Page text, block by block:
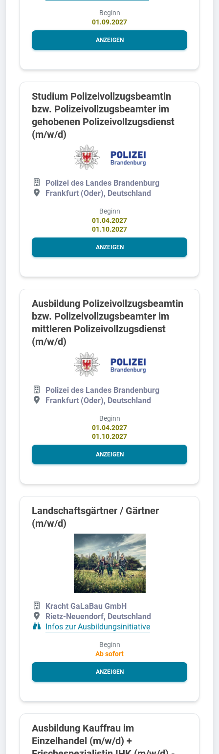
Beginn
01.09.2027
ANZEIGEN
Studium Polizeivollzugsbeamtin
bzw. Polizeivollzugsbeamter im
gehobenen Polizeivollzugsdienst
(m/w/d)
Polizei des Landes Brandenburg
Frankfurt (Oder), Deutschland
Beginn
01.04.2027
01.10.2027
ANZEIGEN
Ausbildung Polizeivollzugsbeamtin
bzw. Polizeivollzugsbeamter im
mittleren Polizeivollzugsdienst
(m/w/d)
Polizei des Landes Brandenburg
Frankfurt (Oder), Deutschland
Beginn
01.04.2027
01.10.2027
ANZEIGEN
Landschaftsgärtner / Gärtner
(m/w/d)
Kracht GaLaBau GmbH
Rietz-Neuendorf, Deutschland
Infos zur Ausbildungsinitiative
Beginn
Ab sofort
ANZEIGEN
Ausbildung Kauffrau im
Einzelhandel (m/w/d) +